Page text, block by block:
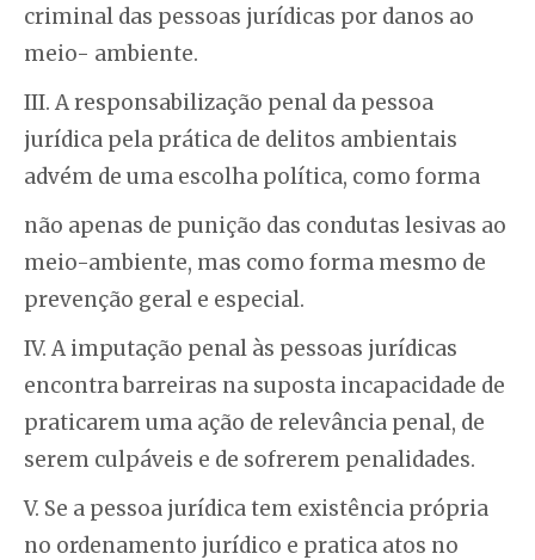
criminal das pessoas jurídicas por danos ao
meio- ambiente.
III. A responsabilização penal da pessoa
jurídica pela prática de delitos ambientais
advém de uma escolha política, como forma
não apenas de punição das condutas lesivas ao
meio-ambiente, mas como forma mesmo de
prevenção geral e especial.
IV. A imputação penal às pessoas jurídicas
encontra barreiras na suposta incapacidade de
praticarem uma ação de relevância penal, de
serem culpáveis e de sofrerem penalidades.
V. Se a pessoa jurídica tem existência própria
no ordenamento jurídico e pratica atos no